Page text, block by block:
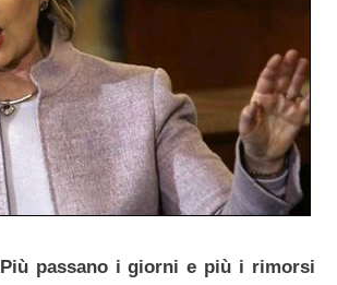
Più passano i giorni e più i rimorsi